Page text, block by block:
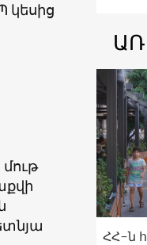
կեսից
ՀՀ-ն